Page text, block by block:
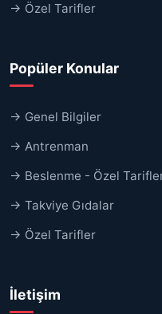
→ Özel Tarifler
Popüler Konular
→ Genel Bilgiler
→ Antrenman
→ Beslenme - Özel
→ Takviye Gıdalar
→ Özel Tarifler
İletişim